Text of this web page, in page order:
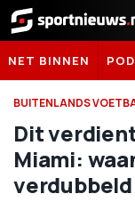
Sportnieuws.nl
NET BINNEN
BUITENLANDS
Dit
Miami: